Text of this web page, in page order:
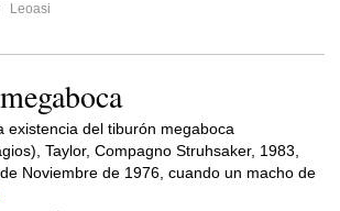
Leoasi
existencia del tiburón megaboca
Taylor, Compagno Struhsaker, 1983,
Noviembre de 1976, cuando un macho de